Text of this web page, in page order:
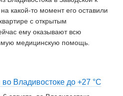
какой-то момент его оставили
с открытым
ему оказывают всю
медицинскую помощь.
Владивостоке до +27 °С